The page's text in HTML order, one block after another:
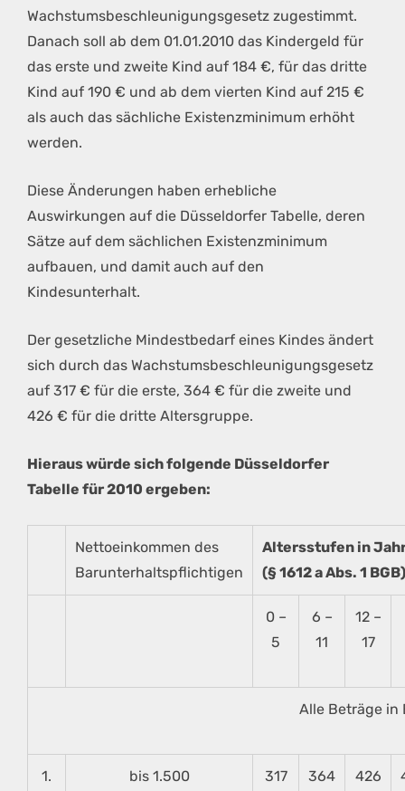
Wachstumsbeschleunigungsgesetz zugestimmt.
Danach soll ab dem 01.01.2010 das Kindergeld für
das erste und zweite Kind auf 184 €, für das dritte
Kind auf 190 € und ab dem vierten Kind auf 215 €
als auch das sächliche Existenzminimum erhöht
werden.
Diese Änderungen haben erhebliche
Auswirkungen auf die Düsseldorfer Tabelle, deren
Sätze auf dem sächlichen Existenzminimum
aufbauen, und damit auch auf den
Kindesunterhalt.
Der gesetzliche Mindestbedarf eines Kindes ändert
sich durch das Wachstumsbeschleunigungsgesetz
auf 317 € für die erste, 364 € für die zweite und
426 € für die dritte Altersgruppe.
Hieraus würde sich folgende Düsseldorfer
Tabelle für 2010 ergeben:
Nettoeinkommen des
Barunterhaltspflichtigen
Altersstufen in
(§ 1612 a Abs. 1 BGB)
0 –
5
6 –
11
12 –
17
Alle Beträge in
1. bis 1.500 317 364 426